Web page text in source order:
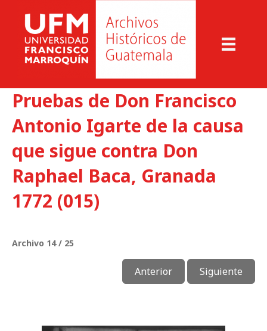
Pruebas de Don Francisco
Antonio Igarte de la causa
que sigue contra Don
Raphael Baca, Granada
1772 (015)
Archivo 14 / 25
Anterior Siguiente